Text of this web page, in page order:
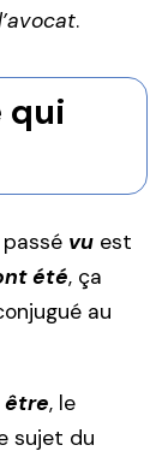
.
qui
vu est
été, ça
au
être, le
sujet du